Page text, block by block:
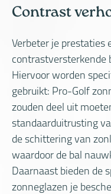
Contrast
Verbeter je prestaties
contrastversterkende
Hiervoor worden
gebruikt: Pro-Golf
zouden deel uit
standaarduitrusting
de schittering van
waardoor de bal
Daarnaast bieden de
zonneglazen je